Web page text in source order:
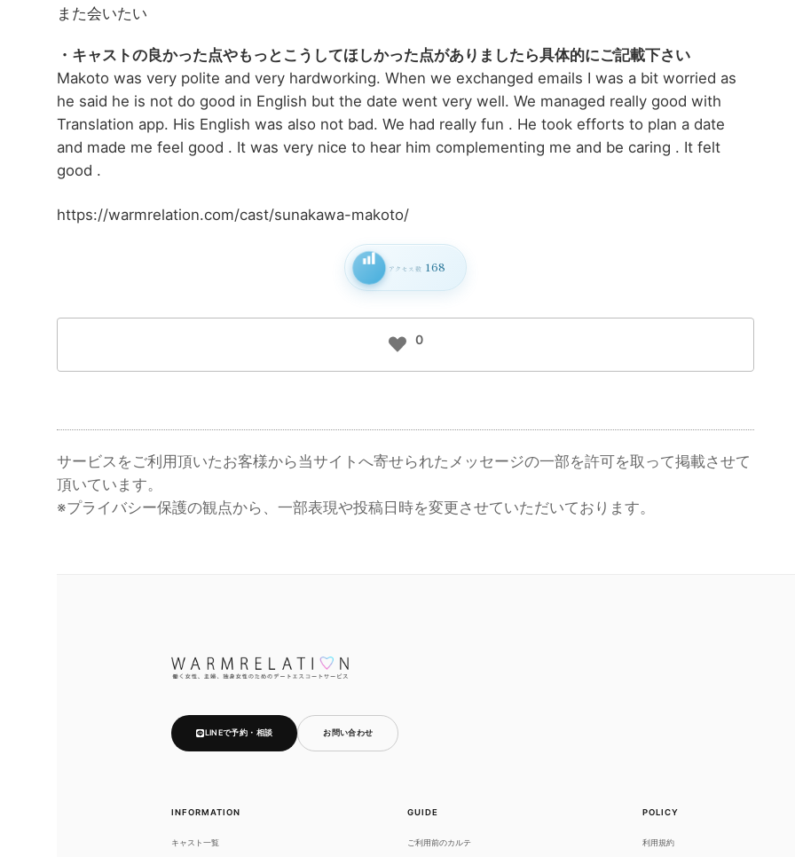
また会いたい
・キャストの良かった点やもっとこうしてほしかった点がありましたら具体的にご記載下さい
Makoto was very polite and very hardworking. When we exchanged emails I was a bit worried as
he said he is not do good in English but the date went very well. We managed really good with
Translation app. His English was also not bad. We had really fun . He took efforts to plan a date
and made me feel good . It was very nice to hear him complementing me and be caring . It felt
good .
https://warmrelation.com/cast/sunakawa-makoto/
アクセス数 168
0
サービスをご利用頂いたお客様から当サイトへ寄せられたメッセージの一部を許可を取って掲載させて
頂いています。
※プライバシー保護の観点から、一部表現や投稿日時を変更させていただいております。
LINEで予約・相談 お問い合わせ
INFORMATION
キャスト一覧
GUIDE
ご利用前のカルテ
POLICY
利用規約